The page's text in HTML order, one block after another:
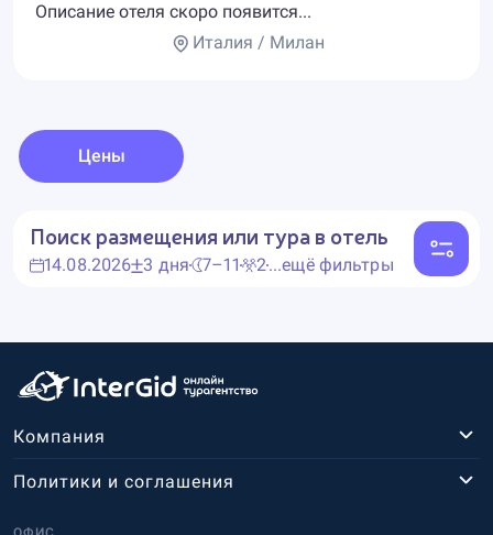
Описание отеля скоро появится...
Италия / Милан
Цены
Поиск размещения или тура в отель
14.08.2026 3 дня 7–11 2...ещё фильтры
Компания
Политики и соглашения